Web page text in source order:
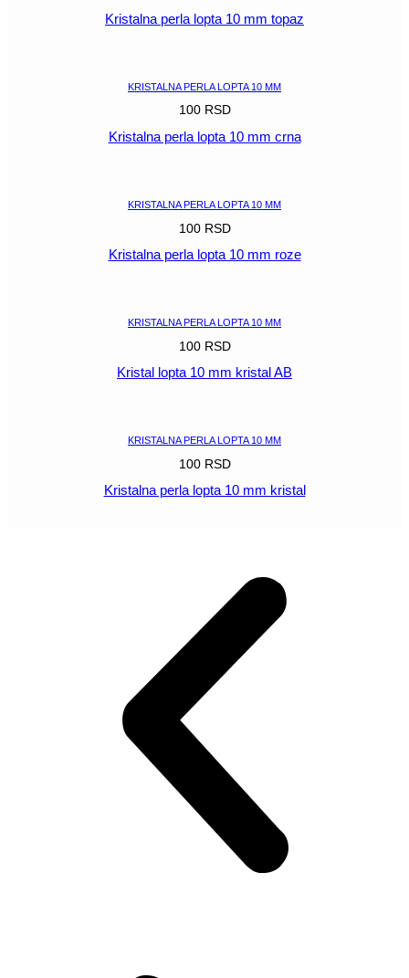
Kristalna perla lopta 10 mm topaz
KRISTALNA PERLA LOPTA 10 MM
100 RSD
Kristalna perla lopta 10 mm crna
KRISTALNA PERLA LOPTA 10 MM
100 RSD
Kristalna perla lopta 10 mm roze
KRISTALNA PERLA LOPTA 10 MM
100 RSD
Kristal lopta 10 mm kristal AB
KRISTALNA PERLA LOPTA 10 MM
100 RSD
Kristalna perla lopta 10 mm kristal